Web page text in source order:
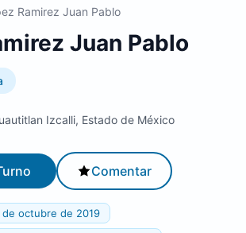
Ramirez Juan Pablo
Juan Pablo
Izcalli, Estado de México
Comentar
de octubre de 2019